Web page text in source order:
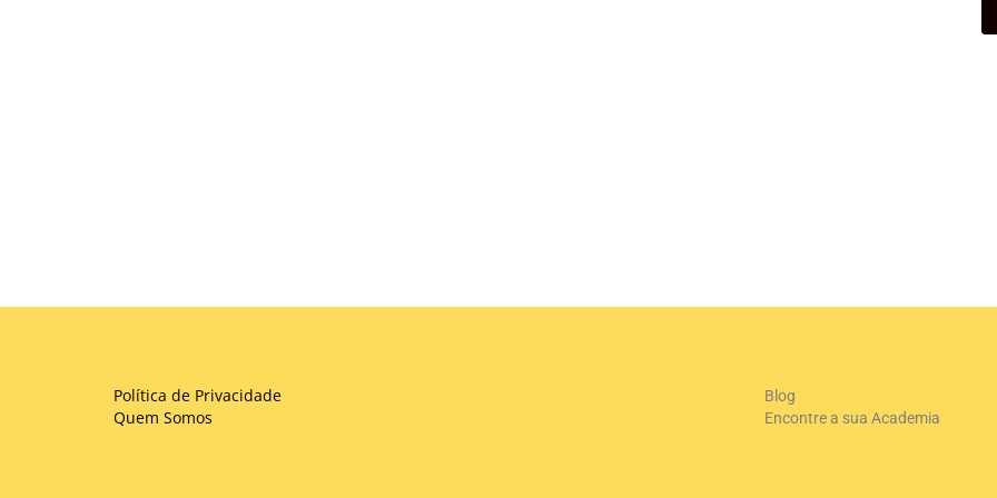
Política de Privacidade
Quem Somos
Blog
Encontre a sua Academia